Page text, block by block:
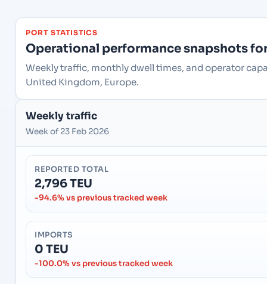
PORT STATISTICS
Operational performance snapshots
Weekly traffic, monthly dwell times, and operator
United Kingdom, Europe.
Weekly traffic
Week of 23 Feb 2026
REPORTED TOTAL
2,796 TEU
-94.6% vs previous tracked week
IMPORTS
0 TEU
-100.0% vs previous tracked week